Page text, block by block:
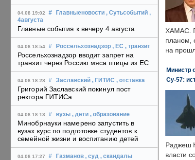
04.08 19:02 # Главныеновости , Сутьсобытий ,
4августа
Главные события к вечеру 4 августа
04.08 18:54 # Россельхознадзор , ЕС , транзит
Россельхознадзор вводит запрет на
транзит через Россию мяса птицы из ЕС
04.08 18:28 # Заславский , ГИТИС , отставка
Григорий Заславский покинул пост
ректора ГИТИСа
04.08 18:13 # вузы , дети , образование
Минобрнауки намерено запустить в
вузах курс по подготовке студентов к
семейной жизни и воспитанию детей
04.08 17:27 # Газманов , суд , скандалы
ХАМАС.
планом,
на
Министр
Су-57:
Раджеш
власти